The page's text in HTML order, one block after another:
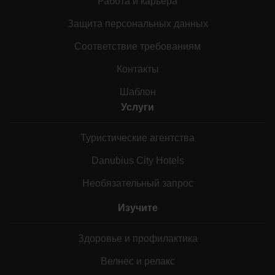
Защита персональных данных
Соответствие требованиям
Контакты
Шаблон
Услуги
Туристические агентства
Danubius City Hotels
Необязательный запрос
Изучите
Здоровье и профилактика
Велнес и релакс